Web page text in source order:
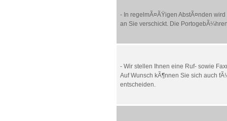
- In regelmÃ¤ÃŸigen AbstÃ¤nden
an Sie verschickt. Die
- Wir stellen Ihnen eine Ruf- sowie
Auf Wunsch kÃ¶nnen Sie sich auch
entscheiden.